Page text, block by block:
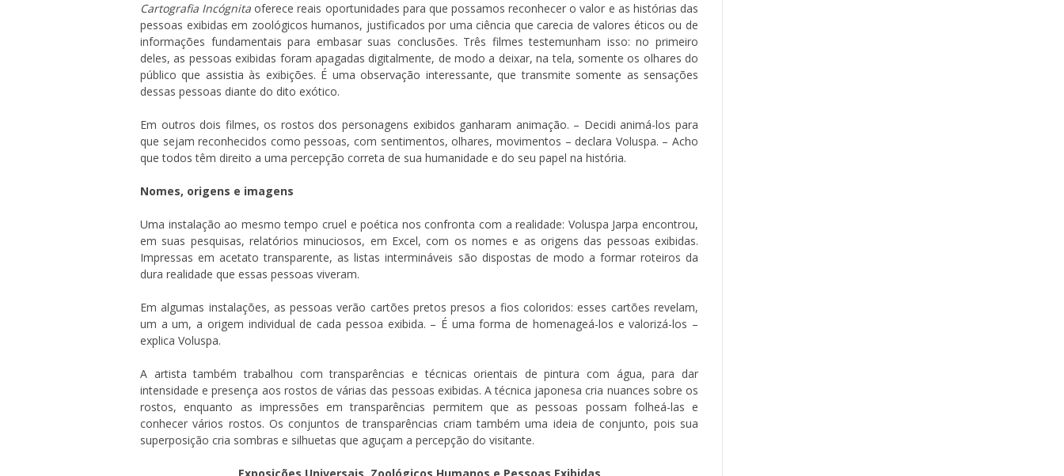
Cartografia Incógnita oferece reais oportunidades para que possamos reconhecer o valor e as histórias das
pessoas exibidas em zoológicos humanos, justificados por uma ciência que carecia de valores éticos ou de
informações fundamentais para embasar suas conclusões. Três filmes testemunham isso: no primeiro
deles, as pessoas exibidas foram apagadas digitalmente, de modo a deixar, na tela, somente os olhares do
público que assistia às exibições. É uma observação interessante, que transmite somente as sensações
dessas pessoas diante do dito exótico.
Em outros dois filmes, os rostos dos personagens exibidos ganharam animação. – Decidi animá-los para
que sejam reconhecidos como pessoas, com sentimentos, olhares, movimentos – declara Voluspa. – Acho
que todos têm direito a uma percepção correta de sua humanidade e do seu papel na história.
Nomes, origens e imagens
Uma instalação ao mesmo tempo cruel e poética nos confronta com a realidade: Voluspa Jarpa encontrou,
em suas pesquisas, relatórios minuciosos, em Excel, com os nomes e as origens das pessoas exibidas.
Impressas em acetato transparente, as listas intermináveis são dispostas de modo a formar roteiros da
dura realidade que essas pessoas viveram.
Em algumas instalações, as pessoas verão cartões pretos presos a fios coloridos: esses cartões revelam,
um a um, a origem individual de cada pessoa exibida. – É uma forma de homenageá-los e valorizá-los –
explica Voluspa.
A artista também trabalhou com transparências e técnicas orientais de pintura com água, para dar
intensidade e presença aos rostos de várias das pessoas exibidas. A técnica japonesa cria nuances sobre os
rostos, enquanto as impressões em transparências permitem que as pessoas possam folheá-las e
conhecer vários rostos. Os conjuntos de transparências criam também uma ideia de conjunto, pois sua
superposição cria sombras e silhuetas que aguçam a percepção do visitante.